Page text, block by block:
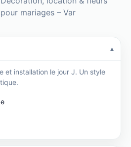
pour mariages – Var
et installation le jour J. Un style